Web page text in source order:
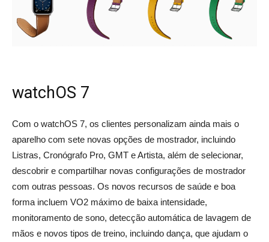
watchOS 7
Com o watchOS 7, os clientes personalizam ainda mais o
aparelho com sete novas opções de mostrador, incluindo
Listras, Cronógrafo Pro, GMT e Artista, além de selecionar,
descobrir e compartilhar novas configurações de mostrador
com outras pessoas. Os novos recursos de saúde e boa
forma incluem VO2 máximo de baixa intensidade,
monitoramento de sono, detecção automática de lavagem de
mãos e novos tipos de treino, incluindo dança, que ajudam o